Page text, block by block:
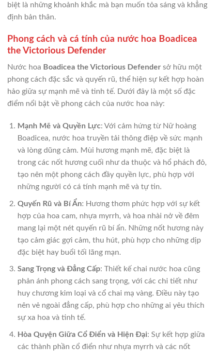
biệt là những khoảnh khắc mà bạn muốn tỏa sáng và khẳng
định bản thân.
Phong cách và cá tính của nước hoa Boadicea
the Victorious Defender
Nước hoa Boadicea the Victorious Defender sở hữu một
phong cách đặc sắc và quyến rũ, thể hiện sự kết hợp hoàn
hảo giữa sự mạnh mẽ và tinh tế. Dưới đây là một số đặc
điểm nổi bật về phong cách của nước hoa này:
Mạnh Mẽ và Quyền Lực: Với cảm hứng từ Nữ hoàng
Boadicea, nước hoa truyền tải thông điệp về sức mạnh
và lòng dũng cảm. Mùi hương mạnh mẽ, đặc biệt là
trong các nốt hương cuối như da thuộc và hổ phách đỏ,
tạo nên một phong cách đầy quyền lực, phù hợp với
những người có cá tính mạnh mẽ và tự tin.
Quyến Rũ và Bí Ẩn: Hương thơm phức hợp với sự kết
hợp của hoa cam, nhựa myrrh, và hoa nhài nở về đêm
mang lại một nét quyến rũ bí ẩn. Những nốt hương này
tạo cảm giác gợi cảm, thu hút, phù hợp cho những dịp
đặc biệt hay buổi tối lãng mạn.
Sang Trọng và Đẳng Cấp: Thiết kế chai nước hoa cũng
phản ánh phong cách sang trọng, với các chi tiết như
huy chương kim loại và cổ chai mạ vàng. Điều này tạo
nên vẻ ngoài đẳng cấp, phù hợp cho những ai yêu thích
sự xa hoa và tinh tế.
Hòa Quyện Giữa Cổ Điển và Hiện Đại: Sự kết hợp giữa
các thành phần cổ điển như nhựa myrrh và các nốt